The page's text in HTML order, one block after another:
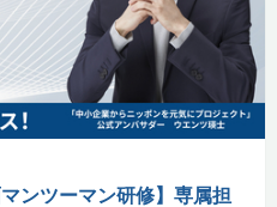
ンツーマン研修】専属担